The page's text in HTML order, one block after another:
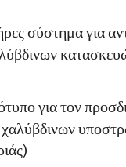
σύστημα για
για τον